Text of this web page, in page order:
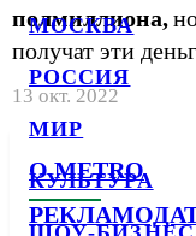
МОСКВА
РОССИЯ
МИР
КУЛЬТУРА
полмиллиона,
получат эти
13 окт. 2022
О METRO